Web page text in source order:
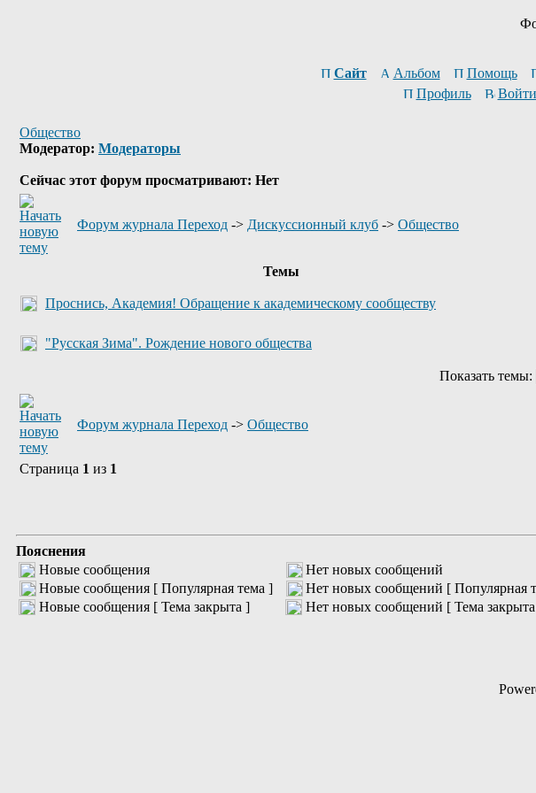
Сайт Альбом Помощь
Профиль
Общество
Модератор: Модераторы
Сейчас этот форум просматривают: Нет
Форум журнала Переход -> Дискуссионный клуб -> Общество
Темы
Проснись, Академия! Обращение к академическому сообществу
"Русская Зима". Рождение нового общества
Показать темы:
Форум журнала Переход -> Общество
Страница 1 из 1
Пояснения
Новые сообщения
Нет новых сообщений
Новые сообщения [ Популярная тема ]
Нет новых сообщений [ Популярная
Новые сообщения [ Тема закрыта ]
Нет новых сообщений [ Тема